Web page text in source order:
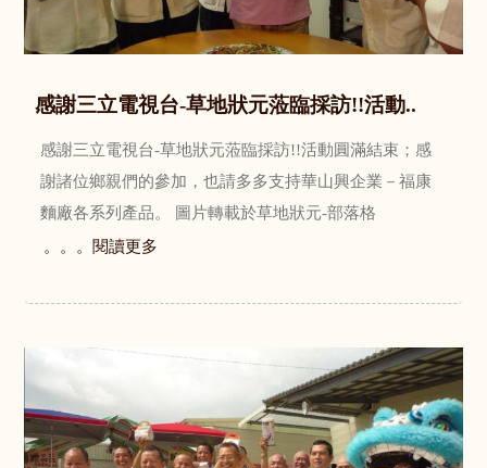
感謝三立電視台-草地狀元蒞臨採訪!!活動..
感謝三立電視台-草地狀元蒞臨採訪!!活動圓滿結束；感
謝諸位鄉親們的參加，也請多多支持華山興企業－福康
麵廠各系列產品。 圖片轉載於草地狀元-部落格
。。。閱讀更多